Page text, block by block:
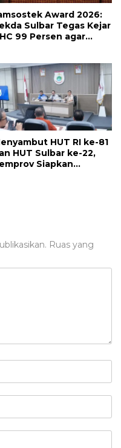
Award 2026:
Sulbar Tegas Kejar
99 Persen agar
HUT RI ke-81
HUT Sulbar ke-22,
Siapkan
Ruas yang